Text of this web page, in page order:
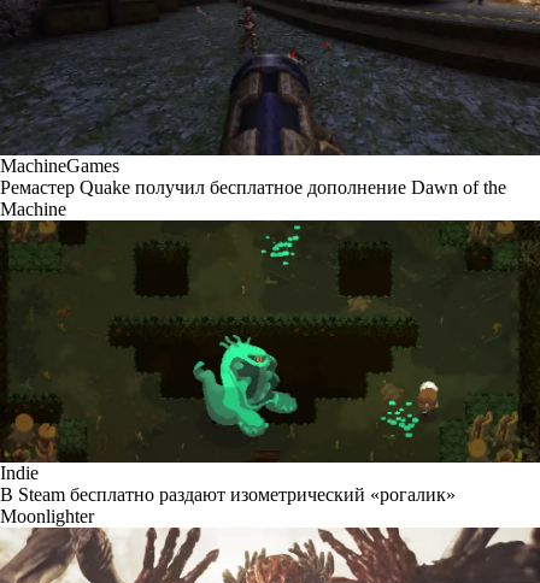
MachineGames
Ремастер Quake получил бесплатное дополнение Dawn of the
Machine
Indie
В Steam бесплатно раздают изометрический «рогалик»
Moonlighter